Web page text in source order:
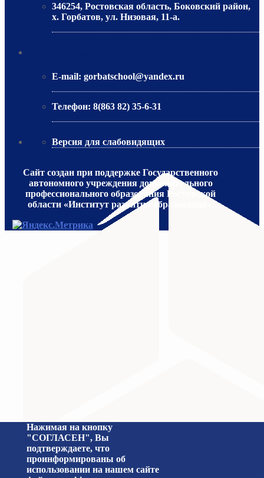
МИНИСТЕРСТВО ПРОСВЕЩЕНИЯ
346254, Ростовская область, Боковский район,
х. Горбатов, ул. Низовая, 11-а.
E-mail: gorbatschool@yandex.ru
Телефон: 8(863 82) 35-6-31
Версия для слабовидящих
Сайт создан при поддержке Государственного
автономного учреждения дополнительного
профессионального образования Ростовской
области «Институт развития образования».
Нажимая на кнопку
"СОГЛАСЕН", Вы
подтверждаете, что
проинформированы об
использовании на нашем сайте